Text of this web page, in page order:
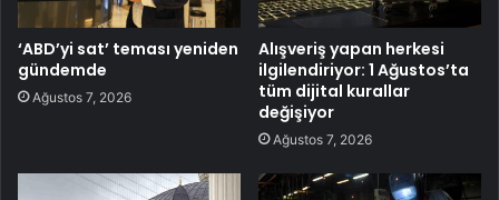
‘ABD’yi sat’ teması yeniden
gündemde
Ağustos 7, 2026
Alışveriş yapan herkesi
ilgilendiriyor: 1 Ağustos’ta
tüm dijital kurallar
değişiyor
Ağustos 7, 2026